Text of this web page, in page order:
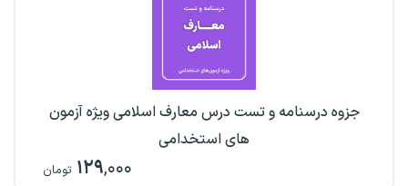
جزوه درسنامه و تست درس معارف اسلامی ویژه آزمون
های استخدامی
۱۲۹,۰۰۰ تومان